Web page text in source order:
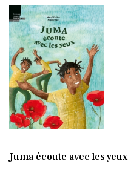
Juma écoute avec les yeux